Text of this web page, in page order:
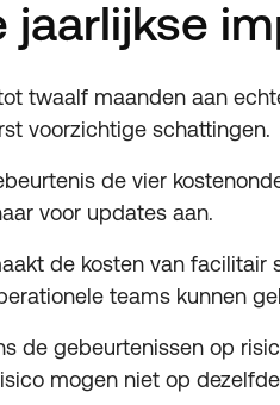
jaarlijkse
twaalf maanden aan
voorzichtige schattingen.
de vier
voor updates aan.
de kosten van
teams kunnen
de gebeurtenissen op
mogen niet op